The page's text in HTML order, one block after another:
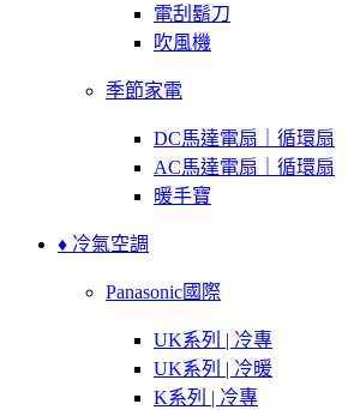
電刮鬍刀
吹風機
季節家電
DC馬達電扇｜循環扇
AC馬達電扇｜循環扇
暖手寶
♦ 冷氣空調
Panasonic國際
UK系列 | 冷專
UK系列 | 冷暖
K系列 | 冷專